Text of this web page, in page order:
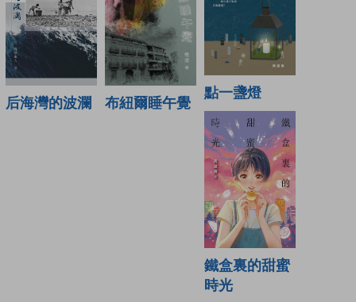
后海灣的波瀾 布紐爾睡午覺
點一盞燈
鐵盒裏的甜蜜
時光